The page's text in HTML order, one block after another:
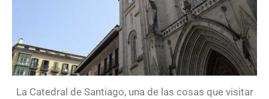
La Catedral de Santiago, una de las cosas que visitar